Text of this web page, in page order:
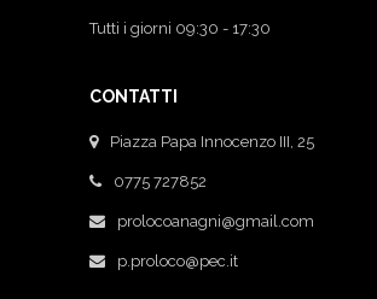
Tutti i giorni 09:30 - 17:30
CONTATTI
Piazza Papa Innocenzo III, 25
0775 727852
prolocoanagni@gmail.com
p.proloco@pec.it